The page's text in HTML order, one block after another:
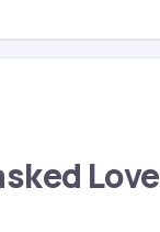
Love